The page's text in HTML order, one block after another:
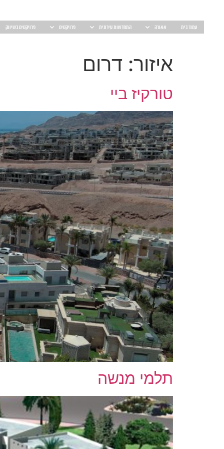
עמוד בית אאורה התחדשות עירונית פרויקטים פרויקטים בשיווק
איזור: דרום
טורקיז ביי
תלמי מנשה